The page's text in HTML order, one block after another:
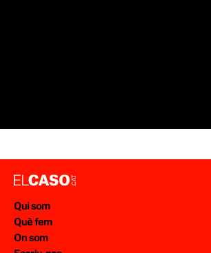
Qui som
Què fem
On som